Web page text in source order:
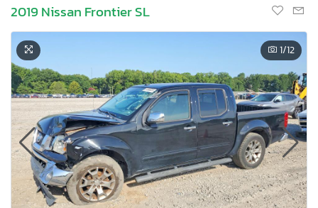
2019 Nissan Frontier SL
1/12